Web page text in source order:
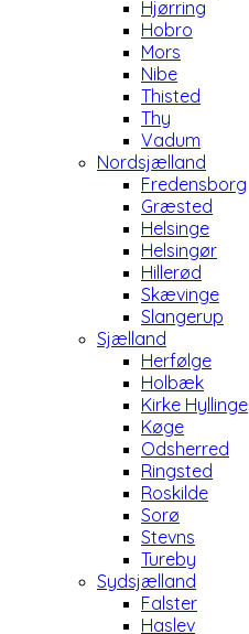
Hjørring
Hobro
Mors
Nibe
Thisted
Thy
Vadum
Nordsjælland
Fredensborg
Græsted
Helsinge
Helsingør
Hillerød
Skævinge
Slangerup
Sjælland
Herfølge
Holbæk
Kirke Hyllinge
Køge
Odsherred
Ringsted
Roskilde
Sorø
Stevns
Tureby
Sydsjælland
Falster
Haslev